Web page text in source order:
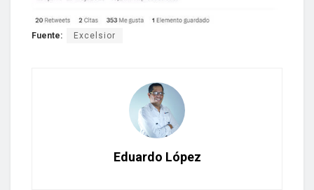
Fuente: Excelsior
Eduardo López